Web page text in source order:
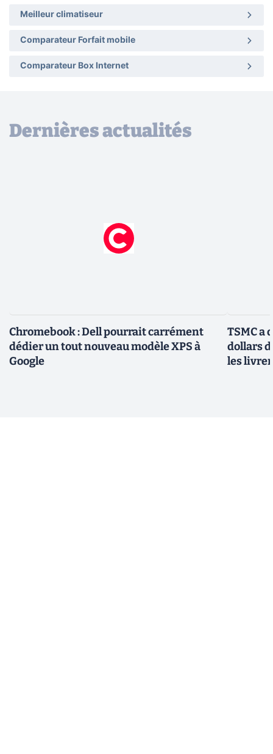
Meilleur climatiseur
Comparateur Forfait mobile
Comparateur Box Internet
Dernières actualités
Chromebook : Dell pourrait carrément
dédier un tout nouveau modèle XPS à
Google
TSMC a
dollars
les livrer